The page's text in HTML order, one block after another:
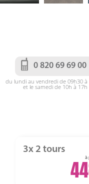
0 820 69 69 00
du lundi au vendredi de 09h30 à
et le samedi de 10h à 17h
3x 2 tours
à